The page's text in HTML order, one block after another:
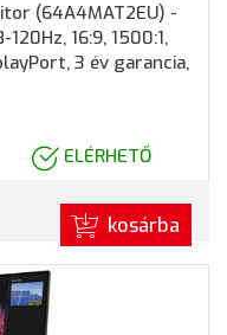
(64A4MAT2EU) -
16:9, 1500:1,
3 év garancia,
ELÉRHETŐ
kosárba